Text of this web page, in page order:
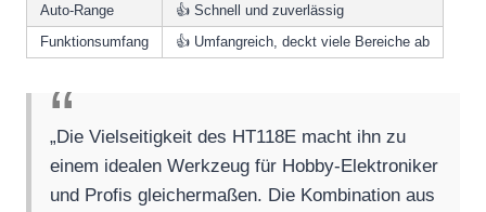
Auto-Range
👍 Schnell und zuverlässig
Funktionsumfang
👍 Umfangreich, deckt viele Bereiche ab
„Die Vielseitigkeit des HT118E macht ihn zu
einem idealen Werkzeug für Hobby-Elektroniker
und Profis gleichermaßen. Die Kombination aus